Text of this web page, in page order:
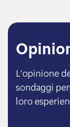
L'opinione
sondaggi
loro